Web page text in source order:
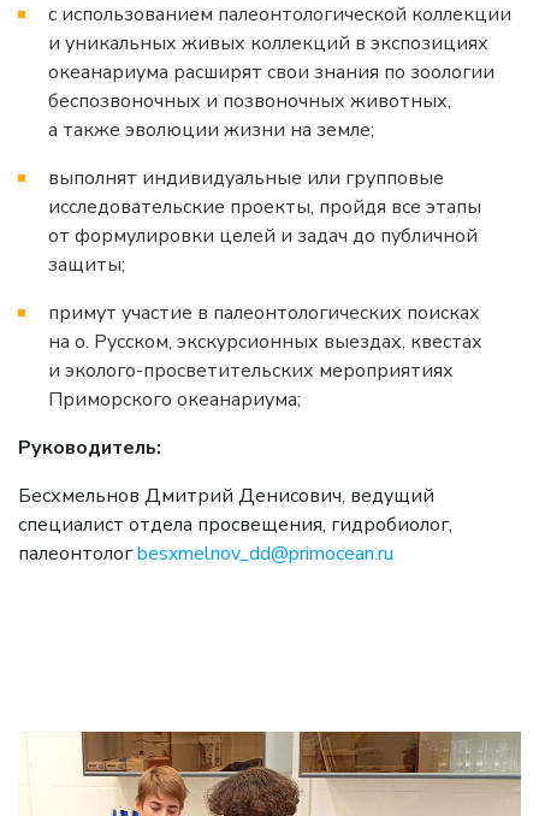
с использованием палеонтологической коллекции
и уникальных живых коллекций в экспозициях
океанариума расширят свои знания по зоологии
беспозвоночных и позвоночных животных,
а также эволюции жизни на земле;
выполнят индивидуальные или групповые
исследовательские проекты, пройдя все этапы
от формулировки целей и задач до публичной
защиты;
примут участие в палеонтологических поисках
на о. Русском, экскурсионных выездах, квестах
и эколого-просветительских мероприятиях
Приморского океанариума;
Руководитель:
Бесхмельнов Дмитрий Денисович, ведущий
специалист отдела просвещения, гидробиолог,
палеонтологbesxmelnov_dd@primocean.ru